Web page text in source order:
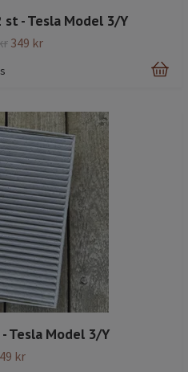
st - Tesla Model 3/Y
349 kr
Tesla Model 3/Y
kr